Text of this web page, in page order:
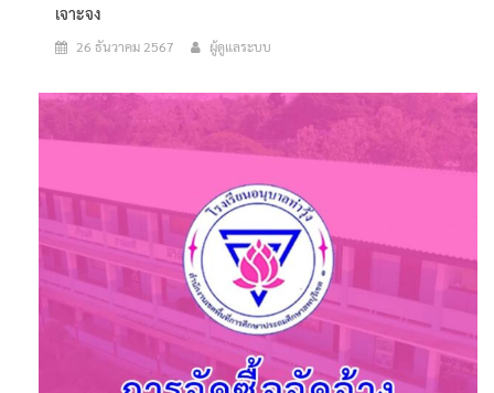
เจาะจง
26 ธันวาคม 2567 ผู้ดูแลระบบ